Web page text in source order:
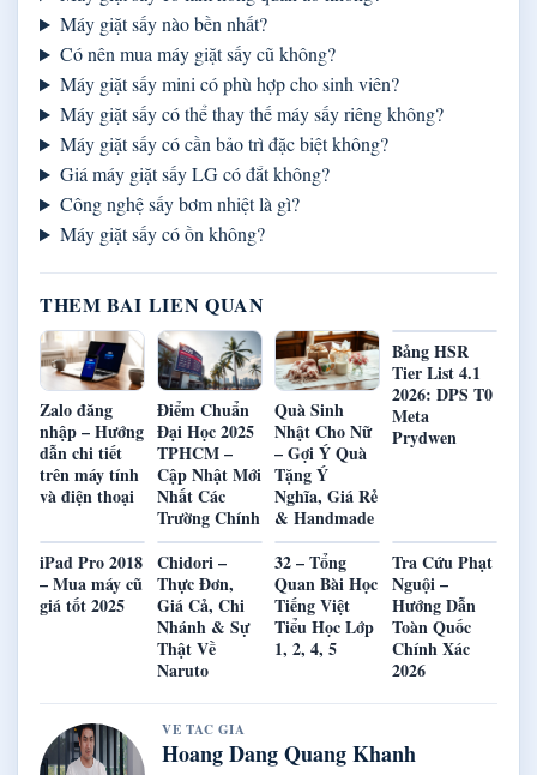
Máy giặt sấy nào bền nhất?
Có nên mua máy giặt sấy cũ không?
Máy giặt sấy mini có phù hợp cho sinh viên?
Máy giặt sấy có thể thay thế máy sấy riêng không?
Máy giặt sấy có cần bảo trì đặc biệt không?
Giá máy giặt sấy LG có đắt không?
Công nghệ sấy bơm nhiệt là gì?
Máy giặt sấy có ồn không?
THEM BAI LIEN QUAN
Zalo đăng
nhập – Hướng
dẫn chi tiết
trên máy tính
và điện thoại
Điểm Chuẩn
Đại Học 2025
TPHCM –
Cập Nhật Mới
Nhất Các
Trường Chính
Quà Sinh
Nhật Cho Nữ
– Gợi Ý Quà
Tặng Ý
Nghĩa, Giá Rẻ
& Handmade
Bảng HSR
Tier List 4.1
2026: DPS T0
Meta
Prydwen
iPad Pro 2018
– Mua máy cũ
giá tốt 2025
Chidori –
Thực Đơn,
Giá Cả, Chi
Nhánh & Sự
Thật Về
Naruto
32 – Tổng
Quan Bài Học
Tiếng Việt
Tiểu Học Lớp
1, 2, 4, 5
Tra Cứu Phạt
Nguội –
Hướng Dẫn
Toàn Quốc
Chính Xác
2026
VE TAC GIA
Hoang Dang Quang Khanh